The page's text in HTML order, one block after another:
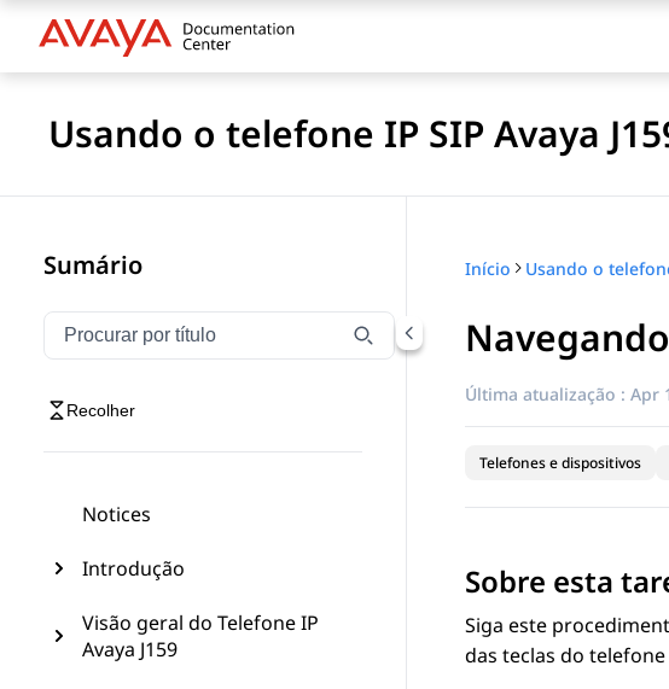
Usando o telefone IP SIP Avaya
Sumário
Filtrar navegação por título
Digite para filtrar itens de navegação por título
Recolher
Notices
Introdução
Visão geral do Telefone IP
Avaya J159
Início
Última atualização : Apr
Telefones e dispositivos
Sobre esta
Siga este
das teclas do